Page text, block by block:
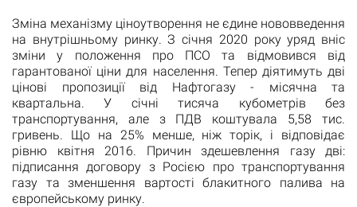
Зміна механізму ціноутворення не єдине нововведення
на внутрішньому ринку. З січня 2020 року уряд вніс
зміни у положення про ПСО та відмовився від
гарантованої ціни для населення. Тепер діятимуть дві
цінові пропозиції від Нафтогазу - місячна та
квартальна. У січні тисяча кубометрів без
транспортування, але з ПДВ коштувала 5,58 тис.
гривень. Що на 25% менше, ніж торік, і відповідає
рівню квітня 2016. Причин здешевлення газу дві:
підписання договору з Росією про транспортування
газу та зменшення вартості блакитного палива на
європейському ринку.